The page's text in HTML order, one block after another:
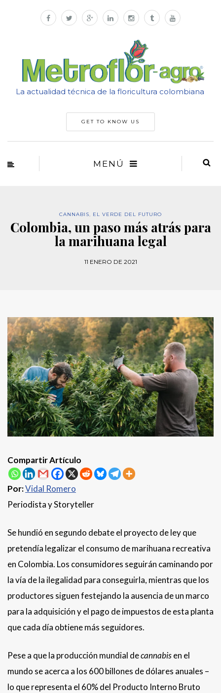
La actualidad técnica de la floricultura colombiana
GET TO KNOW US
MENÚ
CANNABIS, EL VERDE DEL FUTURO
Colombia, un paso más atrás para
la marihuana legal
11 ENERO DE 2021
Compartir Artículo
Por:Vidal Romero
Periodista y Storyteller
Se hundió en segundo debate el proyecto de ley que
pretendía legalizar el consumo de marihuana recreativa
en Colombia. Los consumidores seguirán caminando por
la vía de la ilegalidad para conseguirla, mientras que los
productores siguen festejando la ausencia de un marco
para la adquisición y el pago de impuestos de esta planta
que cada día obtiene más seguidores.
Pese a que la producción mundial decannabisen el
mundo se acerca a los 600 billones de dólares anuales –
lo que representa el 60% del Producto Interno Bruto